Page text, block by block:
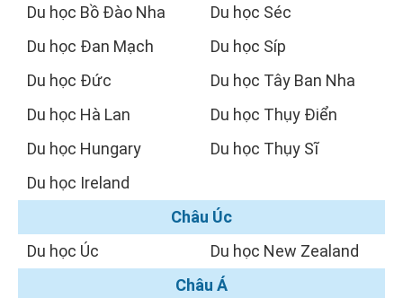
Du học Bồ Đào Nha
Du học Đan Mạch
Du học Đức
Du học Hà Lan
Du học Hungary
Du học Ireland
Du học Séc
Du học Síp
Du học Tây Ban Nha
Du học Thụy Điển
Du học Thụy Sĩ
Châu Úc
Du học Úc
Du học New Zealand
Châu Á